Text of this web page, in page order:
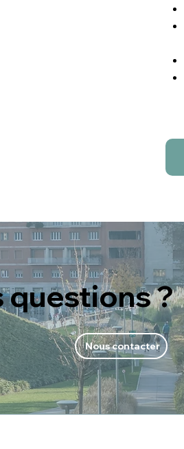
questions ?
Nous contacter